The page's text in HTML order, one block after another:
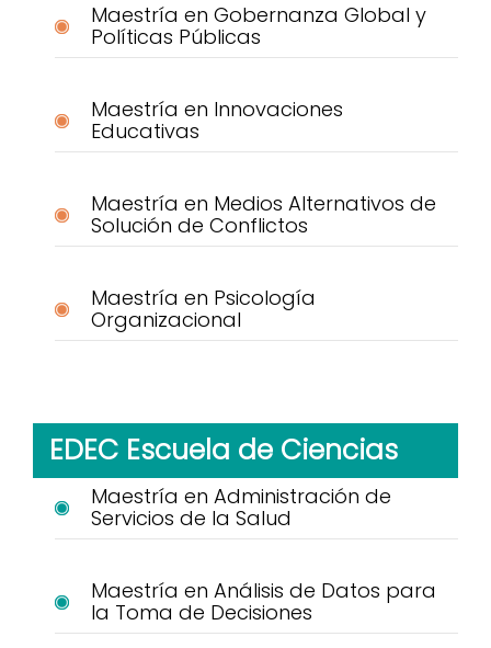
Maestría en Gobernanza Global y
Políticas Públicas
Maestría en Innovaciones
Educativas
Maestría en Medios Alternativos de
Solución de Conflictos
Maestría en Psicología
Organizacional
EDEC Escuela de Ciencias
Maestría en Administración de
Servicios de la Salud
Maestría en Análisis de Datos para
la Toma de Decisiones